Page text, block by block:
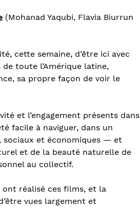
(Mohanad Yaqubi, Flavia Biurrun
cette semaine, d’être ici avec
toute l’Amérique latine,
sa propre façon de voir le
et l’engagement présents dans
facile à naviguer, dans un
sociaux et économiques — et
et de la beauté naturelle de
au collectif.
réalisé ces films, et la
vues largement et